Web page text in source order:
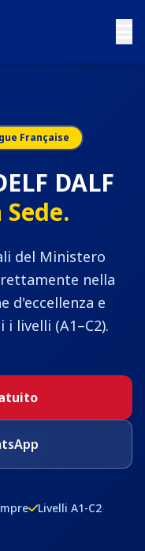
Française
DALF
del Ministero
nella
d'eccellenza e
livelli (A1–C2).
Livelli A1-C2